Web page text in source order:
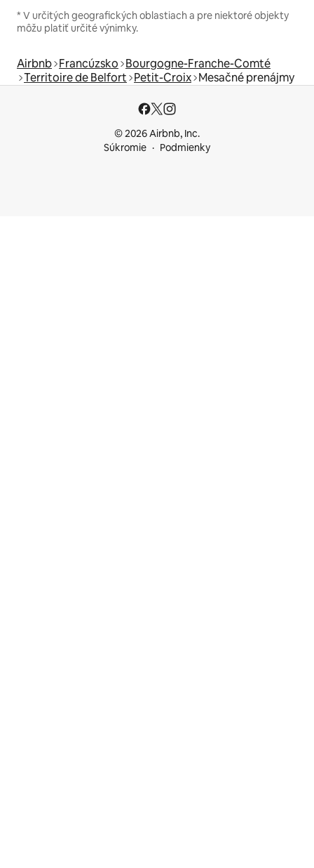
* V určitých geografických oblastiach a pre niektoré objekty
môžu platiť určité výnimky.
Airbnb Francúzsko Bourgogne-Franche-Comté
Territoire de Belfort Petit-Croix Mesačné prenájmy
© 2026 Airbnb, Inc.
Súkromie
Podmienky